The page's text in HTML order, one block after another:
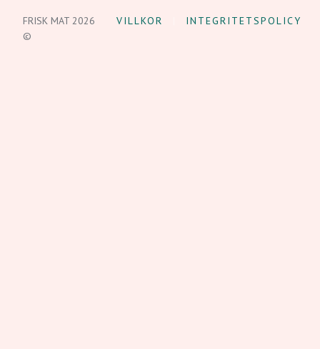
FRISK MAT 2026
©
VILLKOR INTEGRITETSPOLICY